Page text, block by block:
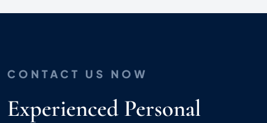
CONTACT US NOW
Experienced Personal